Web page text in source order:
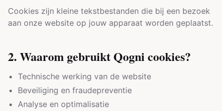
Cookies zijn kleine tekstbestanden die bij een bezoek
aan onze website op jouw apparaat worden geplaatst.
2. Waarom gebruikt Qogni cookies?
Technische werking van de website
Beveiliging en fraudepreventie
Analyse en optimalisatie